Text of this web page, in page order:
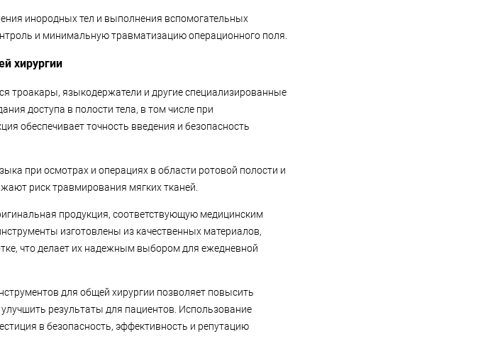
инородных тел и выполнения вспомогательных
и минимальную травматизацию операционного поля.
хирургии
троакары, языкодержатели и другие специализированные
доступа в полости тела, в том числе при
обеспечивает точность введения и безопасность
при осмотрах и операциях в области ротовой полости и
риск травмирования мягких тканей.
продукция, соответствующую медицинским
изготовлены из качественных материалов,
что делает их надежным выбором для ежедневной
для общей хирургии позволяет повысить
результаты для пациентов. Использование
в безопасность, эффективность и репутацию